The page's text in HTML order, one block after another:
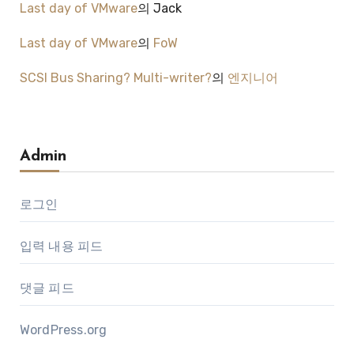
Last day of VMware의 Jack
Last day of VMware의 FoW
SCSI Bus Sharing? Multi-writer?의 엔지니어
Admin
로그인
입력 내용 피드
댓글 피드
WordPress.org